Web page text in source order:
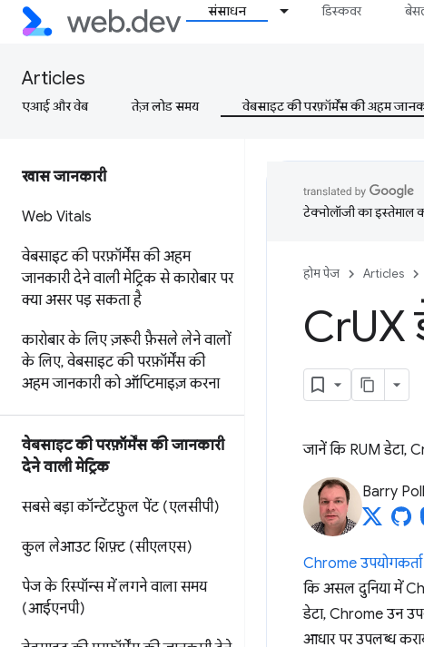
संसाधन डिस्कवर
Articles
एआई और वेब तेज़ लोड समय वेबसाइट की परफ़ॉर्मेंस की अहम
खास जानकारी
Web Vitals
वेबसाइट की परफ़ॉर्मेंस की अहम
जानकारी देने वाली मेट्रिक से कारोबार पर
क्या असर पड़ सकता है
कारोबार के लिए ज़रूरी फ़ैसले लेने वालों
के लिए,वेबसाइट की परफ़ॉर्मेंस की
अहम जानकारी को ऑप्टिमाइज़ करना
वेबसाइट की परफ़ॉर्मेंस की जानकारी
देने वाली मेट्रिक
सबसे बड़ा कॉन्टेंटफ़ुल पेंट (एलसीपी)
कुल लेआउट शिफ़्ट (सीएलएस)
पेज के रिस्पॉन्स में लगने वाला समय
(आईएनपी)
टेक्नोलॉजी का इस्तेमाल
होम पेज Articles
CrUX
जानें कि RUM डेटा,
Barry
Chrome
कि असल दुनिया में
डेटा, Chrome उन
आधार पर उपलब्ध